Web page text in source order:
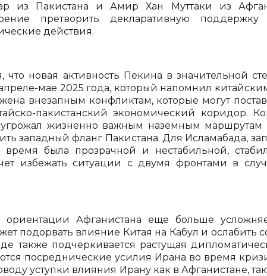
Пакистана и Амир Хан Муттаки из
претворить декларативную поддержку
действия.
что новая активность Пекина в значительной
мае 2025 года, который напомнил китайским
внезапным конфликтам, которые могут
пакистанский экономический коридор.
жизненно важным наземным
западный фланг Пакистана. Для Исламабада,
время была прозрачной и нестабильной,
избежать ситуации с двумя фронтами в
Афганистана еще больше
подорвать влияние Китая на Кабул и ослабить
также подчеркивается растущая
посреднические усилия Ирана во время
уступки влияния Ирану как в Афганистане,